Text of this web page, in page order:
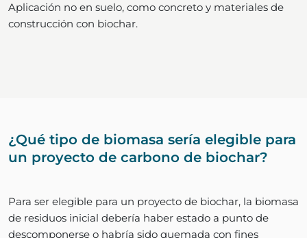
Aplicación no en suelo, como concreto y materiales de
construcción con biochar.
¿Qué tipo de biomasa sería elegible para
un proyecto de carbono de biochar?
Para ser elegible para un proyecto de biochar, la biomasa
de residuos inicial debería haber estado a punto de
descomponerse o habría sido quemada con fines